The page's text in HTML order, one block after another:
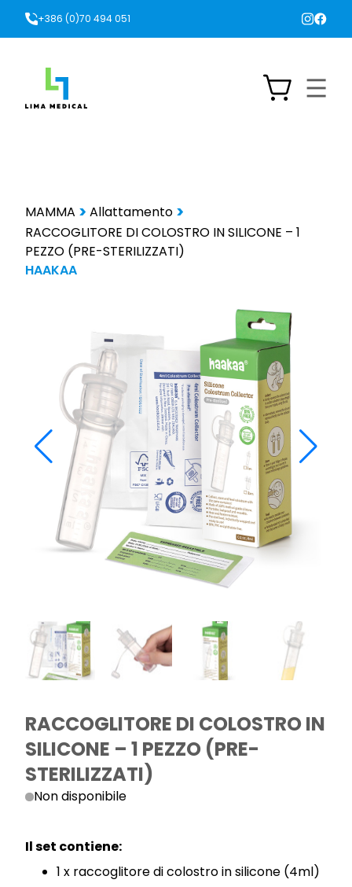
+386 (0)70 494 051
MAMMA
Allattamento
RACCOGLITORE DI COLOSTRO IN SILICONE – 1
PEZZO (PRE-STERILIZZATI)
HAAKAA
RACCOGLITORE DI COLOSTRO IN
SILICONE – 1 PEZZO (PRE-
STERILIZZATI)
Non disponibile
Il set contiene:
1 x raccoglitore di colostro in silicone (4ml)